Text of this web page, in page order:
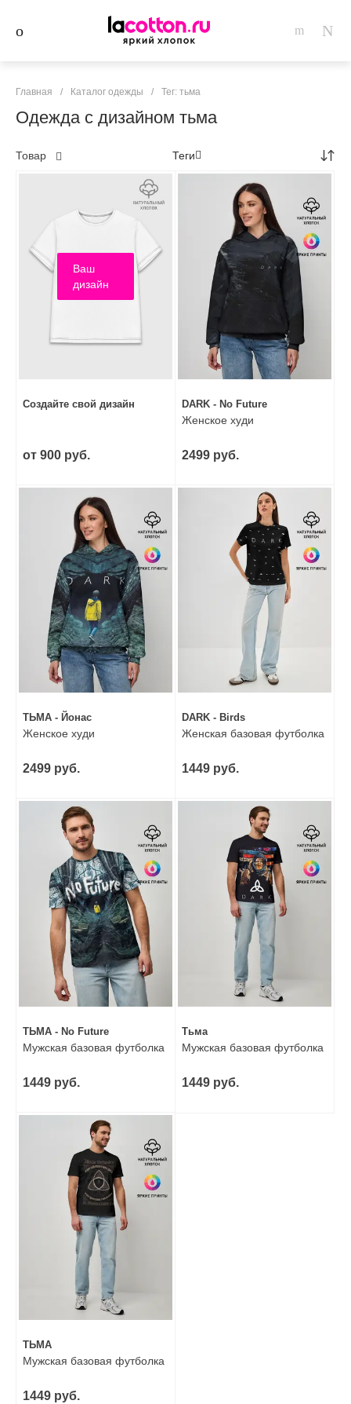
Главная / Каталог одежды / Тег: тьма
Одежда с дизайном тьма
Товар Теги
Ваш
дизайн
Создайте свой дизайн
от 900 руб.
DARK - No Future
Женское худи
2499 руб.
ТЬМА - Йонас
Женское худи
2499 руб.
DARK - Birds
Женская базовая футболка
1449 руб.
ТЬМА - No Future
Мужская базовая футболка
1449 руб.
Тьма
Мужская базовая футболка
1449 руб.
ТЬМА
Мужская базовая футболка
1449 руб.